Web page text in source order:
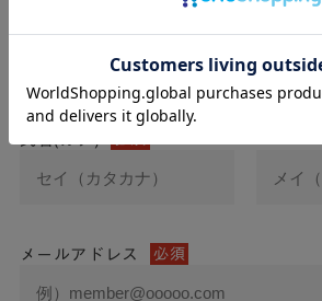
メールアドレス 必須